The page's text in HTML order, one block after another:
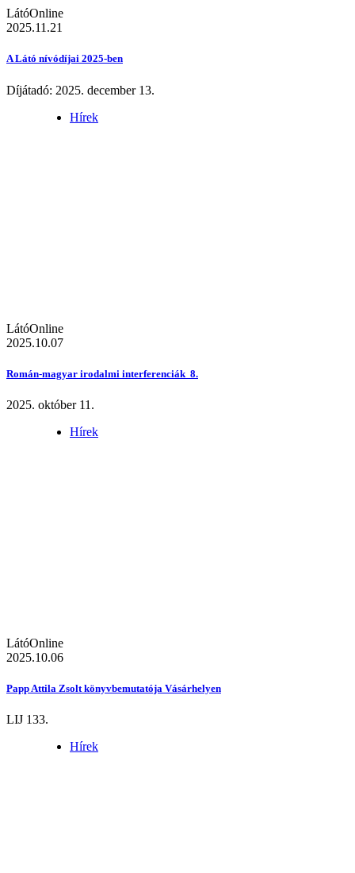
LátóOnline
2025.11.21
A Látó nívódíjai 2025-ben
Díjátadó: 2025. december 13.
Hírek
LátóOnline
2025.10.07
Román-magyar irodalmi interferenciák 8.
2025. október 11.
Hírek
LátóOnline
2025.10.06
Papp Attila Zsolt könyvbemutatója Vásárhelyen
LIJ 133.
Hírek